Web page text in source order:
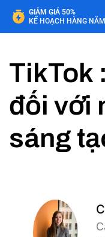
GIẢM GIÁ 50%
KẾ HOẠCH HÀNG NĂM
TikTok
đối với
sáng